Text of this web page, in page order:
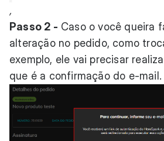
,
Passo 2 - Caso o você queira
alteração no pedido, como
exemplo, ele vai precisar
que é a confirmação do e-mail.